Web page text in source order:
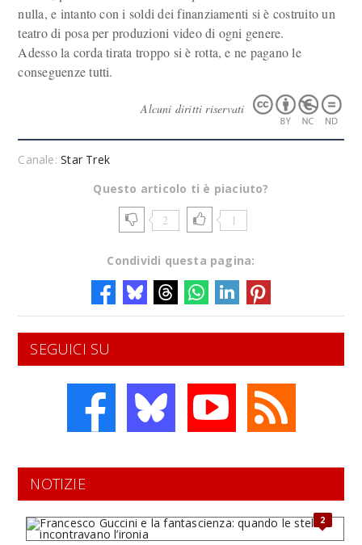
nulla, e intanto con i soldi dei finanziamenti si è costruito un
teatro di posa per produzioni video di ogni genere.
Adesso la corda tirata troppo si è rotta, e ne pagano le
conseguenze tutti.
Alcuni diritti riservati
Canale:Star Trek
Questo articolo ti è piaciuto?
2 1
Condividi questa pagina:
SEGUICI SU
NOTIZIE
2